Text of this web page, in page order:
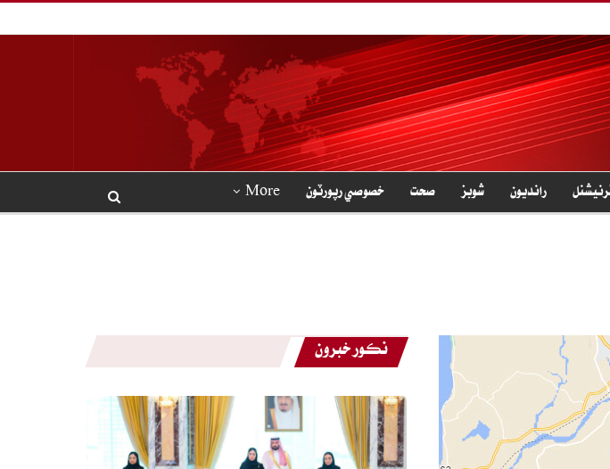
رانديون شوبز صحت خصوصي رپورٽون More
نڪور خبرون